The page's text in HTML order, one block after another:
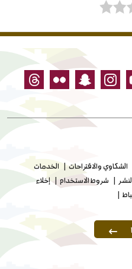
الشكاوي والاقتراحات
الخدمات
شروط الاستخدام
إخلاء